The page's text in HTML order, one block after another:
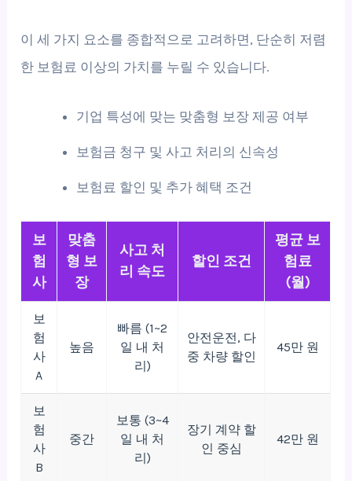
이 세 가지 요소를 종합적으로 고려하면, 단순히 저렴
한 보험료 이상의 가치를 누릴 수 있습니다.
기업 특성에 맞는 맞춤형 보장 제공 여부
보험금 청구 및 사고 처리의 신속성
보험료 할인 및 추가 혜택 조건
보
험
사
맞춤
형 보
장
사고 처
리 속도
할인 조건
평균 보
험료
(월)
보
험
사
A
높음
빠름 (1~2
일 내 처
리)
안전운전, 다
중 차량 할인
45만 원
보
험
사
B
중간
보통 (3~4
일 내 처
리)
장기 계약 할
인 중심
42만 원